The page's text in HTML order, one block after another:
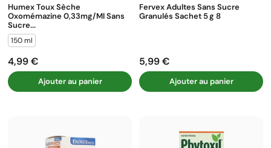
Humex Toux Sèche
Oxomémazine 0,33mg/ml Sans
Sucre...
150 ml
Prix
4,99 €
Ajouter au panier
Fervex Adultes Sans Sucre
Granulés Sachet 5 G 8
Prix
5,99 €
Ajouter au panier